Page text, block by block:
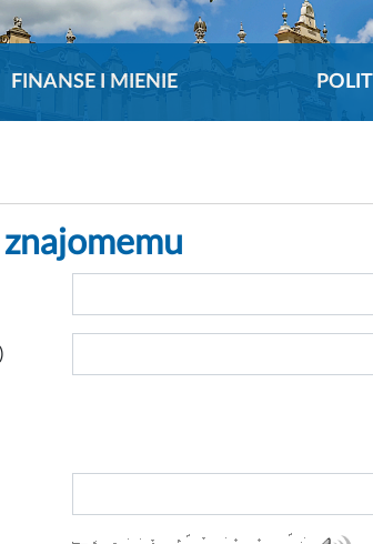
FINANSE I MIENIE
znajomemu